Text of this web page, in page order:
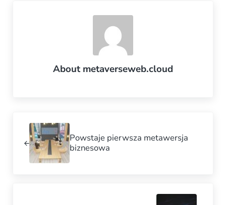
Aboutmetaverseweb.cloud
Powstaje pierwsza metawersja
biznesowa